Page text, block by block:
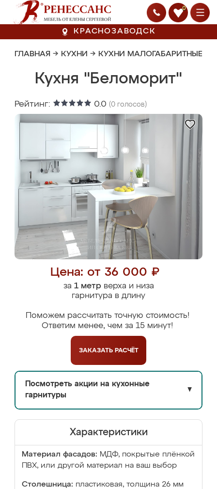
0
КРАСНОЗАВОДСК
ГЛАВНАЯ → КУХНИ → КУХНИ МАЛОГАБАРИТНЫЕ
Кухня "Беломорит"
Рейтинг: 0.0 (0 голосов)
Цена: от 36 000 ₽
за 1 метрверха и низа
гарнитура в длину
Поможем рассчитать точную стоимость!
Ответим менее, чем за 15 минут!
ЗАКАЗАТЬ РАСЧЁТ
Посмотреть акции на кухонные
гарнитуры
▼
Характеристики
Материал фасадов: МДФ, покрытые плёнкой
ПВХ, или другой материал на ваш выбор
Столешница: пластиковая, толщина 26 мм